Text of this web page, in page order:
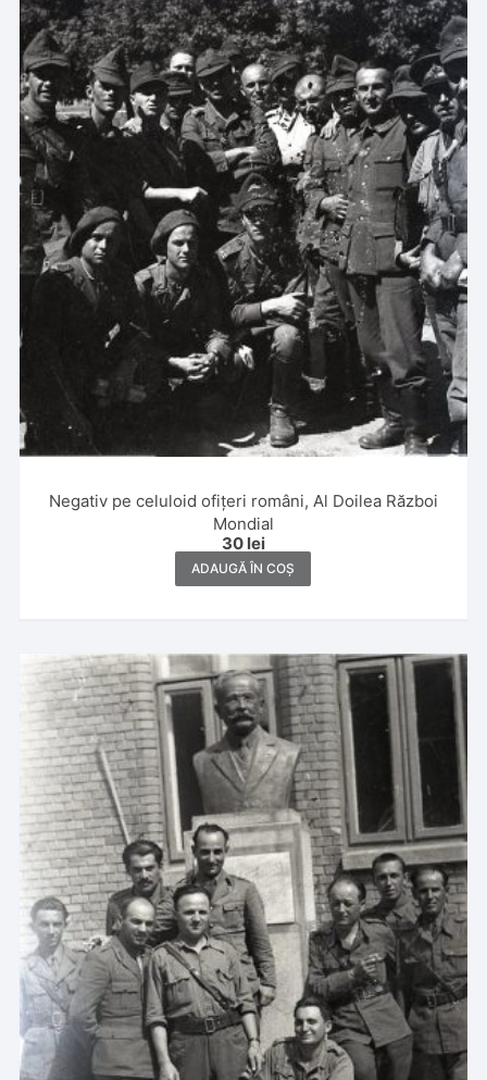
Negativ pe celuloid ofițeri români, Al Doilea Război
Mondial
30 lei
ADAUGĂ ÎN COȘ